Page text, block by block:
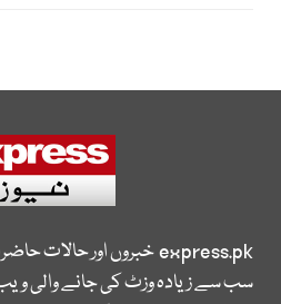
express.pkخبروں اور حالات
سب سے زیادہ وزٹ کی جانے والی